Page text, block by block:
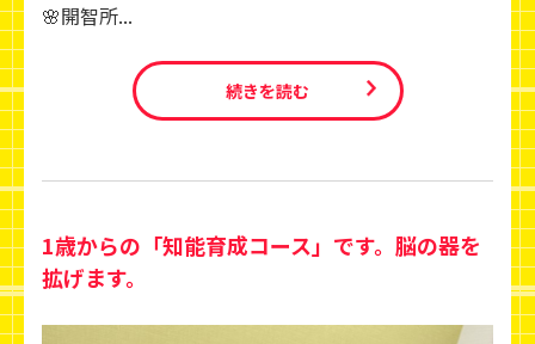
🌸開智所...
続きを読む
1歳からの「知能育成コース」です。脳の器を
拡げます。